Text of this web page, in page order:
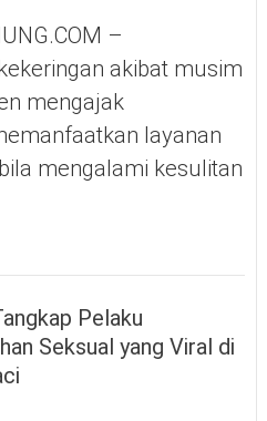
–
akibat musim
mengajak
layanan
mengalami kesulitan
Pelaku
Seksual yang Viral di